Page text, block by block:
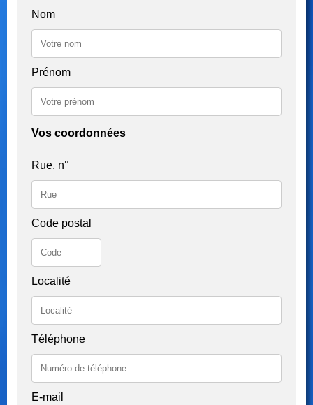
Nom
Prénom
Vos coordonnées
Rue, n°
Code postal
Localité
Téléphone
E-mail